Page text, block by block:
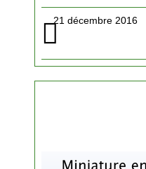
21 décembre 2016